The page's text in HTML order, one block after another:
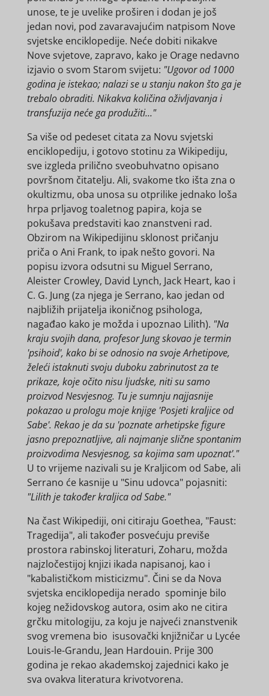
unose, te je uvelike proširen i dodan je još
jedan novi, pod zavaravajućim natpisom Nove
svjetske enciklopedije. Neće dobiti nikakve
Nove svjetove, zapravo, kako je Orage nedavno
izjavio o svom Starom svijetu: "Ugovor od 1000
godina je istekao; nalazi se u stanju nakon što ga je
trebalo obraditi. Nikakva količina oživljavanja i
transfuzija neće ga produžiti..."
Sa više od pedeset citata za Novu svjetski
enciklopediju, i gotovo stotinu za Wikipediju,
sve izgleda prilično sveobuhvatno opisano
površnom čitatelju. Ali, svakome tko išta zna o
okultizmu, oba unosa su otprilike jednako loša
hrpa prljavog toaletnog papira, koja se
pokušava predstaviti kao znanstveni rad.
Obzirom na Wikipedijinu sklonost pričanju
priča o Ani Frank, to ipak nešto govori. Na
popisu izvora odsutni su Miguel Serrano,
Aleister Crowley, David Lynch, Jack Heart, kao i
C. G. Jung (za njega je Serrano, kao jedan od
najbližih prijatelja ikoničnog psihologa,
nagađao kako je možda i upoznao Lilith). "Na
kraju svojih dana, profesor Jung skovao je termin
'psihoid', kako bi se odnosio na svoje Arhetipove,
želeći istaknuti svoju duboku zabrinutost za te
prikaze, koje očito nisu ljudske, niti su samo
proizvod Nesvjesnog. Tu je sumnju najjasnije
pokazao u prologu moje knjige 'Posjeti kraljice od
Sabe'. Rekao je da su 'poznate arhetipske figure
jasno prepoznatljive, ali najmanje slične spontanim
proizvodima Nesvjesnog, sa kojima sam upoznat'."
U to vrijeme nazivali su je Kraljicom od Sabe, ali
Serrano će kasnije u "Sinu udovca" pojasniti:
"Lilith je također kraljica od Sabe."
Na čast Wikipediji, oni citiraju Goethea, "Faust:
Tragedija", ali također posvećuju previše
prostora rabinskoj literaturi, Zoharu, možda
najzločestijoj knjizi ikada napisanoj, kao i
"kabalističkom misticizmu". Čini se da Nova
svjetska enciklopedija nerado spominje bilo
kojeg nežidovskog autora, osim ako ne citira
grčku mitologiju, za koju je najveći znanstvenik
svog vremena bio isusovački knjižničar u Lycée
Louis-le-Grandu, Jean Hardouin. Prije 300
godina je rekao akademskoj zajednici kako je
sva ovakva literatura krivotvorena.